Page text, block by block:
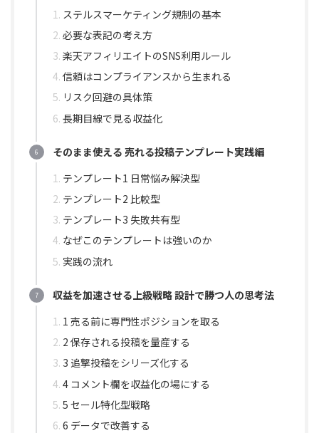
ステルスマーケティング規制の基本
必要な表記の考え方
楽天アフィリエイトのSNS利用ルール
信頼はコンプライアンスから生まれる
リスク回避の具体策
長期目線で見る収益化
そのまま使える 売れる投稿テンプレート実践編
テンプレート1 日常悩み解決型
テンプレート2 比較型
テンプレート3 失敗共有型
なぜこのテンプレートは強いのか
実践の流れ
収益を加速させる上級戦略 設計で勝つ人の思考法
1 売る前に専門性ポジションを取る
2 保存される投稿を量産する
3 追撃投稿をシリーズ化する
4 コメント欄を収益化の場にする
5 セール特化型戦略
6 データで改善する